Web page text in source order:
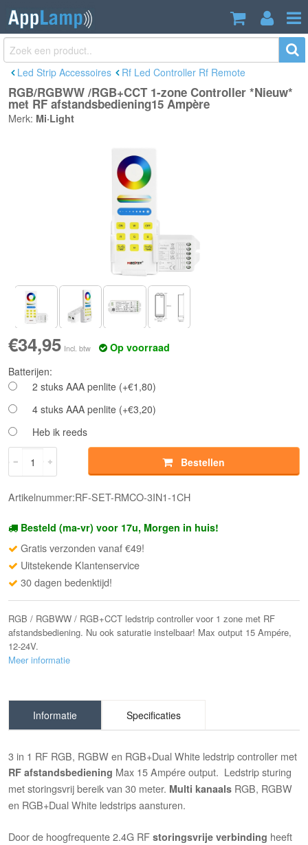
RGB/RGBWW /RGB+CCT 1-zone
Controller *Nieuw* met RF
afstandsbediening15 Ampère
€34,95
Led Strip Accessoires Rf Led Controller Rf Remote
RGB/RGBWW /RGB+CCT 1-zone Controller *Nieuw*
met RF afstandsbediening15 Ampère
Merk: Mi·Light
€34,95 Incl. btw
Op voorraad
Batterijen:
2 stuks AAA penlite (+€1,80)
4 stuks AAA penlite (+€3,20)
Heb ik reeds
Bestellen
Artikelnummer:RF-SET-RMCO-3IN1-1CH
Besteld (ma-vr) voor 17u, Morgen in huis!
Gratis verzonden vanaf €49!
Uitstekende Klantenservice
30 dagen bedenktijd!
RGB / RGBWW / RGB+CCT ledstrip controller voor 1 zone met RF
afstandsbediening. Nu ook saturatie instelbaar! Max output 15 Ampére,
12-24V.
Meer informatie
Informatie Specificaties
3 in 1 RF RGB, RGBW en RGB+Dual White ledstrip controller met
RF afstandsbediening Max 15 Ampére output. Ledstrip sturing
met storingsvrij bereik van 30 meter. Multi kanaals RGB, RGBW
en RGB+Dual White ledstrips aansturen.
Door de hoogfrequente 2.4G RFstoringsvrije verbinding heeft